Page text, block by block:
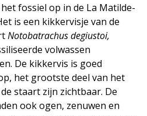
fossiel op in de La Matilde-
is een kikkervisje van de
Notobatrachus degiustoi,
volwassen
De kikkervis is goed
het grootste deel van het
staart zijn zichtbaar. De
ook ogen, zenuwen en